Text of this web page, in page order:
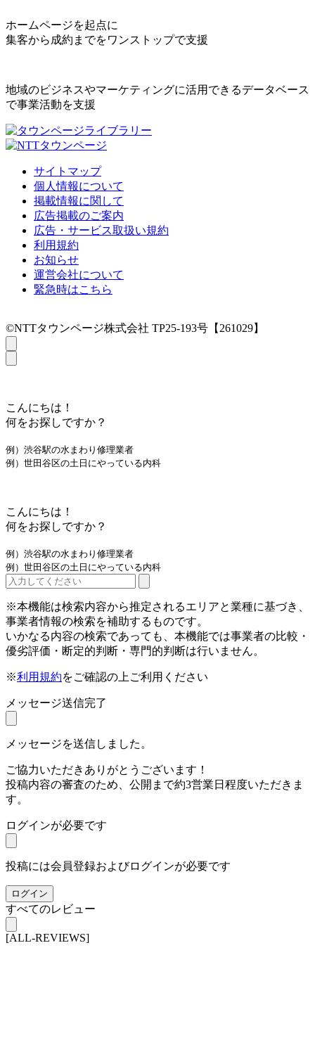
ホームページを起点に
集客から成約までをワンストップで支援
地域のビジネスやマーケティングに活用できるデータベース
で事業活動を支援
サイトマップ
個人情報について
掲載情報に関して
広告掲載のご案内
広告・サービス取扱い規約
利用規約
お知らせ
運営会社について
緊急時はこちら
©NTTタウンページ株式会社 TP25-193号【261029】
こんにちは！
何をお探しですか？
例）渋谷駅の水まわり修理業者
例）世田谷区の土日にやっている内科
こんにちは！
何をお探しですか？
例）渋谷駅の水まわり修理業者
例）世田谷区の土日にやっている内科
※本機能は検索内容から推定されるエリアと業種に基づき、
事業者情報の検索を補助するものです。
いかなる内容の検索であっても、本機能では事業者の比較・
優劣評価・断定的判断・専門的判断は行いません。
※利用規約をご確認の上ご利用ください
メッセージ送信完了
メッセージを送信しました。
ご協力いただきありがとうございます！
投稿内容の審査のため、公開まで約3営業日程度いただきま
す。
ログインが必要です
投稿には会員登録およびログインが必要です
ログイン
すべてのレビュー
[ALL-REVIEWS]